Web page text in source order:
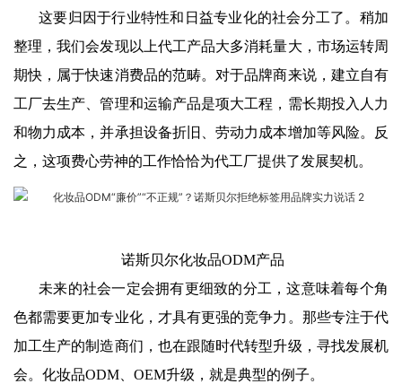
这要归因于行业特性和日益专业化的社会分工了。稍加
整理，我们会发现以上代工产品大多消耗量大，市场运转周
期快，属于快速消费品的范畴。对于品牌商来说，建立自有
工厂去生产、管理和运输产品是项大工程，需长期投入人力
和物力成本，并承担设备折旧、劳动力成本增加等风险。反
之，这项费心劳神的工作恰恰为代工厂提供了发展契机。
诺斯贝尔化妆品ODM产品
未来的社会一定会拥有更细致的分工，这意味着每个角
色都需要更加专业化，才具有更强的竞争力。那些专注于代
加工生产的制造商们，也在跟随时代转型升级，寻找发展机
会。化妆品ODM、OEM升级，就是典型的例子。